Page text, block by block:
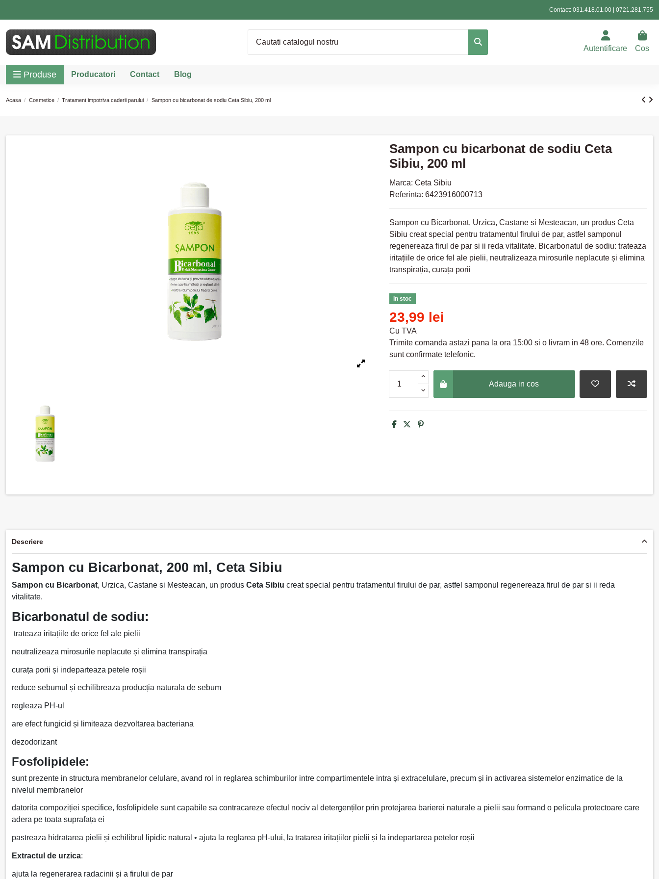
Contact: 031.418.01.00 0721.281.755
Autentificare Cos
Produse Producatori Contact Blog
Acasa Cosmetice Tratament impotriva caderii parului Sampon cu bicarbonat de sodiu Ceta Sibiu, 200 ml
Sampon cu bicarbonat de sodiu Ceta
Sibiu, 200 ml
Marca: Ceta Sibiu
Referinta: 6423916000713
Sampon cu Bicarbonat, Urzica, Castane si Mesteacan, un produs Ceta
Sibiu creat special pentru tratamentul firului de par, astfel samponul
regenereaza firul de par si ii reda vitalitate. Bicarbonatul de sodiu: trateaza
iritațiile de orice fel ale pielii, neutralizeaza mirosurile neplacute și elimina
transpirația, curața porii
In stoc
23,99 lei
Cu TVA
Trimite comanda astazi pana la ora 15:00 si o livram in 48 ore. Comenzile
sunt confirmate telefonic.
Adauga in cos
Descriere
Sampon cu Bicarbonat, 200 ml, Ceta Sibiu
Sampon cu Bicarbonat, Urzica, Castane si Mesteacan, un produs Ceta Sibiu creat special pentru tratamentul firului de par, astfel samponul regenereaza firul de par si ii reda
vitalitate.
Bicarbonatul de sodiu:
trateaza iritațiile de orice fel ale pielii
neutralizeaza mirosurile neplacute și elimina transpirația
curața porii și indeparteaza petele roșii
reduce sebumul și echilibreaza producția naturala de sebum
regleaza PH-ul
are efect fungicid și limiteaza dezvoltarea bacteriana
dezodorizant
Fosfolipidele:
sunt prezente in structura membranelor celulare, avand rol in reglarea schimburilor intre compartimentele intra și extracelulare, precum și in activarea sistemelor enzimatice de la
nivelul membranelor
datorita compoziției specifice, fosfolipidele sunt capabile sa contracareze efectul nociv al detergenților prin protejarea barierei naturale a pielii sau formand o pelicula protectoare care
adera pe toata suprafața ei
pastreaza hidratarea pielii și echilibrul lipidic natural • ajuta la reglarea pH-ului, la tratarea iritațiilor pielii și la indepartarea petelor roșii
Extractul de urzica:
ajuta la regenerarea radacinii și a firului de par